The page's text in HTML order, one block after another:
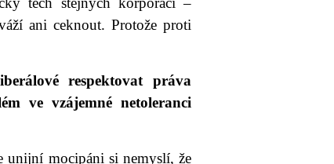
ani ceknout. Protože proti
respektovat práva
ve vzájemné netoleranci
unijní mocipáni si nemyslí, že